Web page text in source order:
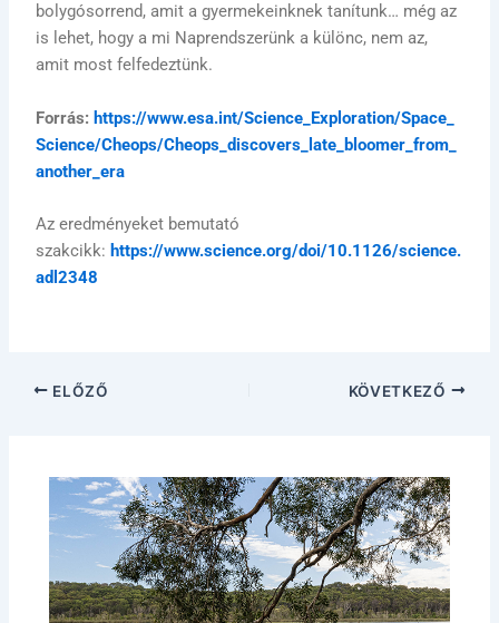
bolygósorrend, amit a gyermekeinknek tanítunk… még az
is lehet, hogy a mi Naprendszerünk a különc, nem az,
amit most felfedeztünk.
Forrás: https://www.esa.int/Science_Exploration/Space_
Science/Cheops/Cheops_discovers_late_bloomer_from_
another_era
Az eredményeket bemutató
szakcikk: https://www.science.org/doi/10.1126/science.
adl2348
ELŐZŐ KÖVETKEZŐ